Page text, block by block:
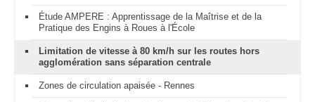
Étude AMPERE : Apprentissage de la Maîtrise et de la
Pratique des Engins à Roues à l'École
Limitation de vitesse à 80 km/h sur les routes hors
agglomération sans séparation centrale
Zones de circulation apaisée - Rennes